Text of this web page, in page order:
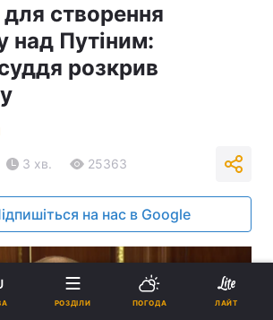
створення
над Путіним:
розкрив
3 хв. 25363
на нас в Google
РОЗДІЛИ ПОГОДА ЛАЙТ